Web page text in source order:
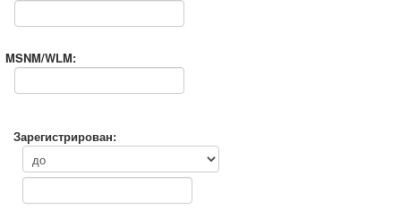
MSNM/WLM:
Зарегистрирован: